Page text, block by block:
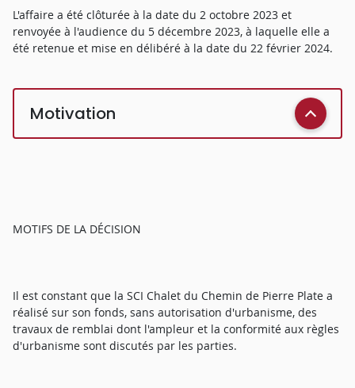
L'affaire a été clôturée à la date du 2 octobre 2023 et
renvoyée à l'audience du 5 décembre 2023, à laquelle elle a
été retenue et mise en délibéré à la date du 22 février 2024.
Motivation
MOTIFS DE LA DÉCISION
Il est constant que la SCI Chalet du Chemin de Pierre Plate a
réalisé sur son fonds, sans autorisation d'urbanisme, des
travaux de remblai dont l'ampleur et la conformité aux règles
d'urbanisme sont discutés par les parties.